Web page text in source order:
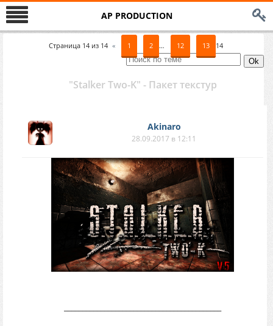
AP PRODUCTION
Страница 14из 14 « 1 2 … 12 13 14
"Stalker Two-K" - Пакет текстур
Akinaro
28.09.2017 в 12:11